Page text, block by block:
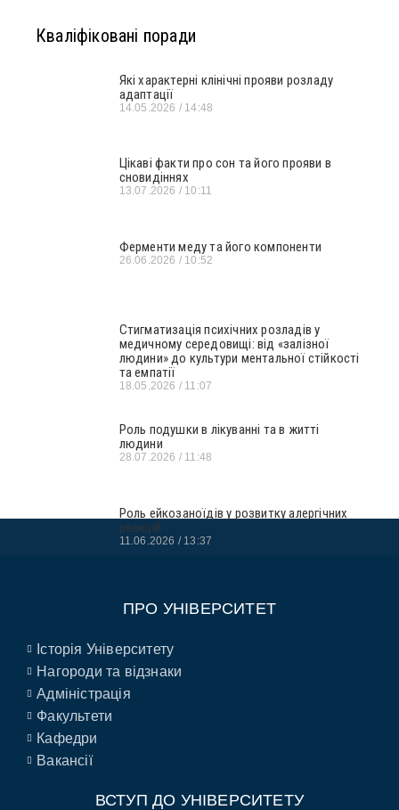
Кваліфіковані поради
Які характерні клінічні прояви розладу
адаптації
14.05.2026 14:48
Цікаві факти про сон та його прояви в
сновидіннях
13.07.2026 10:11
Ферменти меду та його компоненти
26.06.2026 10:52
Стигматизація психічних розладів у
медичному середовищі: від «залізної
людини» до культури ментальної стійкості
та емпатії
18.05.2026 11:07
Роль подушки в лікуванні та в житті
людини
28.07.2026 11:48
Роль ейкозаноїдів у розвитку алергічних
реакцій
11.06.2026 13:37
ПРО УНІВЕРСИТЕТ
Історія Університету
Нагороди та відзнаки
Адміністрація
Факультети
Кафедри
Вакансії
ВСТУП ДО УНІВЕРСИТЕТУ